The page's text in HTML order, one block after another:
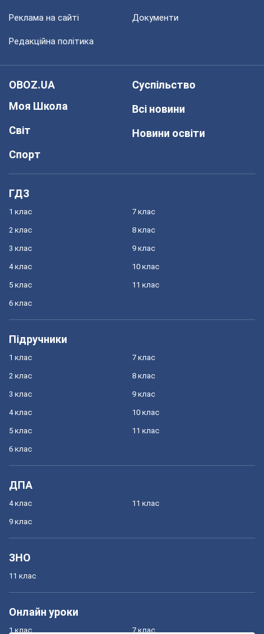
Реклама на сайті Документи
Редакційна політика
OBOZ.UA
Моя Школа
Світ
Спорт
Суспільство
Всі новини
Новини освіти
ГДЗ
1 клас
2 клас
3 клас
4 клас
5 клас
6 клас
7 клас
8 клас
9 клас
10 клас
11 клас
Підручники
1 клас
2 клас
3 клас
4 клас
5 клас
6 клас
7 клас
8 клас
9 клас
10 клас
11 клас
ДПА
4 клас
9 клас
11 клас
ЗНО
11 клас
Онлайн уроки
1 клас 7 клас